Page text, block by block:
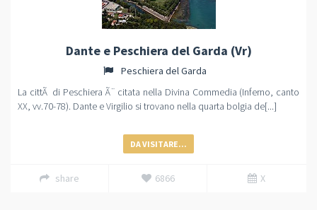
Dante e Peschiera del Garda (Vr)
Peschiera del Garda
La cittÃ di Peschiera Ã¨ citata nella Divina Commedia (Inferno, canto
XX, vv.70-78). Dante e Virgilio si trovano nella quarta bolgia de[...]
DA VISITARE...
share 6866 X